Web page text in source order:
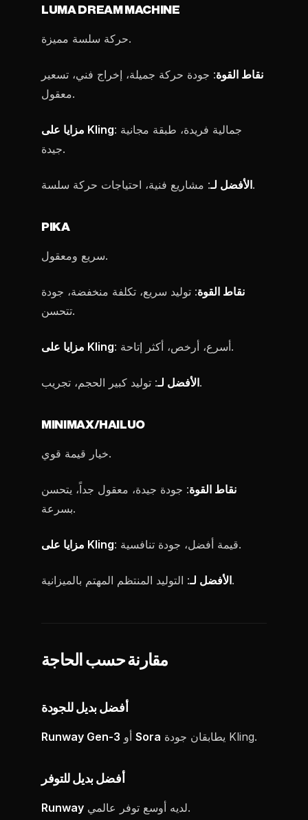
LUMA DREAM MACHINE
حركة سلسة مميزة.
نقاط القوة: جودة حركة جميلة، إخراج فني، تسعير
معقول.
مزايا على Kling: جمالية فريدة، طبقة مجانية
جيدة.
الأفضل لـ: مشاريع فنية، احتياجات حركة سلسة.
PIKA
سريع ومعقول.
نقاط القوة: توليد سريع، تكلفة منخفضة، جودة
تتحسن.
مزايا على Kling : أسرع، أرخص، أكثر إتاحة.
الأفضل لـ: توليد كبير الحجم، تجريب.
MINIMAX/HAILUO
خيار قيمة قوي.
نقاط القوة: جودة جيدة، معقول جداً، يتحسن
بسرعة.
مزايا على Kling : قيمة أفضل، جودة تنافسية.
الأفضل لـ: التوليد المنتظم المهتم بالميزانية.
مقارنة حسب الحاجة
أفضل بديل للجودة
Runway Gen-3 Sora يطابقان جودة Kling.
أفضل بديل للتوفر
Runway لديه أوسع توفر عالمي.